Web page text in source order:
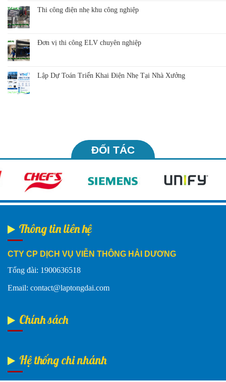
Thi công điện nhẹ khu công nghiệp
Đơn vị thi công ELV chuyên nghiệp
Lập Dự Toán Triển Khai Điện Nhẹ Tại Nhà Xưởng
ĐỐI TÁC
Thông tin liên hệ
CTY CP DỊCH VỤ VIỄN THÔNG HẢI DƯƠNG
Tổng đài: 1900636518
Email: contact@laptongdai.com
Chính sách
Hệ thống chi nhánh